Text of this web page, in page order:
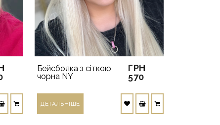
Бейсболка з сіткою
чорна NY
ГРН
570
ДЕТАЛЬНIШЕ